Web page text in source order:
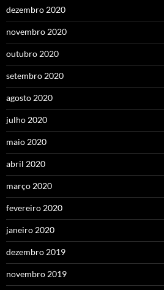
dezembro 2020
novembro 2020
outubro 2020
setembro 2020
agosto 2020
julho 2020
maio 2020
abril 2020
março 2020
fevereiro 2020
janeiro 2020
dezembro 2019
novembro 2019